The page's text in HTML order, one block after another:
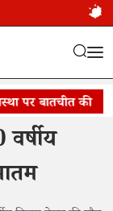
बातचीत की